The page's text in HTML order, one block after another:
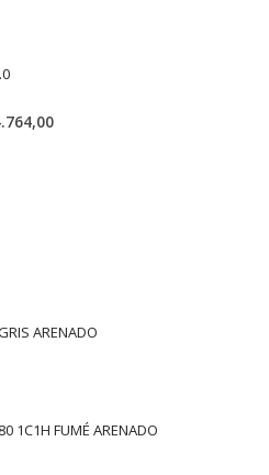
ARENADO
1C1H FUMÉ ARENADO